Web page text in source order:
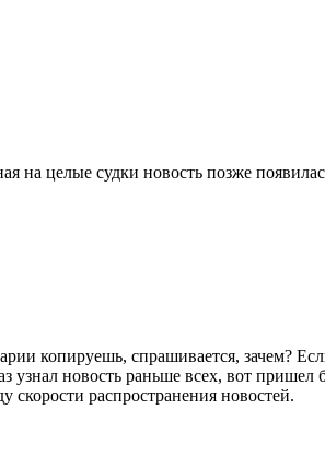
на целые судки новость позже
копируешь, спрашивается, зачем?
узнал новость раньше всех, вот
скорости распространения новостей.